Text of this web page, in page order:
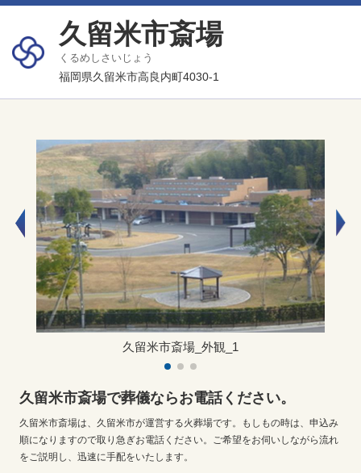
久留米市斎場
くるめしさいじょう
福岡県久留米市高良内町4030-1
久留米市斎場で葬儀ならお電話ください。
久留米市斎場は、久留米市が運営する火葬場です。もしもの時は、申込み
順になりますので取り急ぎお電話ください。ご希望をお伺いしながら流れ
をご説明し、迅速に手配をいたします。
久留米市斎場_外観_1